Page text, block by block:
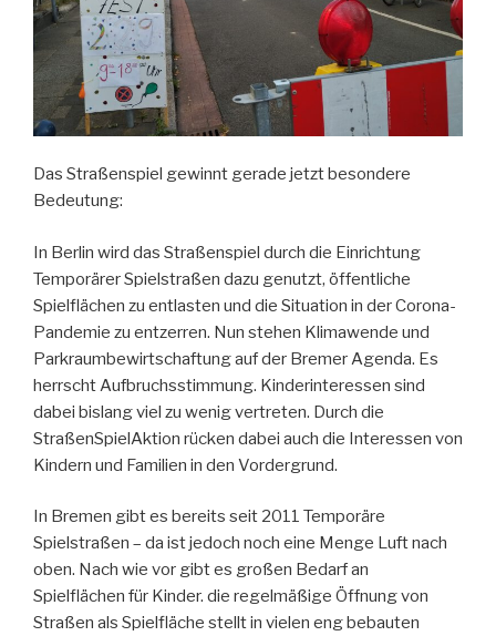
Das Straßenspiel gewinnt gerade jetzt besondere
Bedeutung:
In Berlin wird das Straßenspiel durch die Einrichtung
Temporärer Spielstraßen dazu genutzt, öffentliche
Spielflächen zu entlasten und die Situation in der Corona-
Pandemie zu entzerren. Nun stehen Klimawende und
Parkraumbewirtschaftung auf der Bremer Agenda. Es
herrscht Aufbruchsstimmung. Kinderinteressen sind
dabei bislang viel zu wenig vertreten. Durch die
StraßenSpielAktion rücken dabei auch die Interessen von
Kindern und Familien in den Vordergrund.
In Bremen gibt es bereits seit 2011 Temporäre
Spielstraßen – da ist jedoch noch eine Menge Luft nach
oben. Nach wie vor gibt es großen Bedarf an
Spielflächen für Kinder. die regelmäßige Öffnung von
Straßen als Spielfläche stellt in vielen eng bebauten